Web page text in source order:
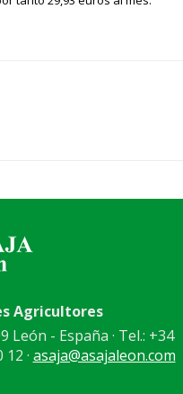
Agricultores
León - España · Tel.: +34
· asaja@asajaleon.com